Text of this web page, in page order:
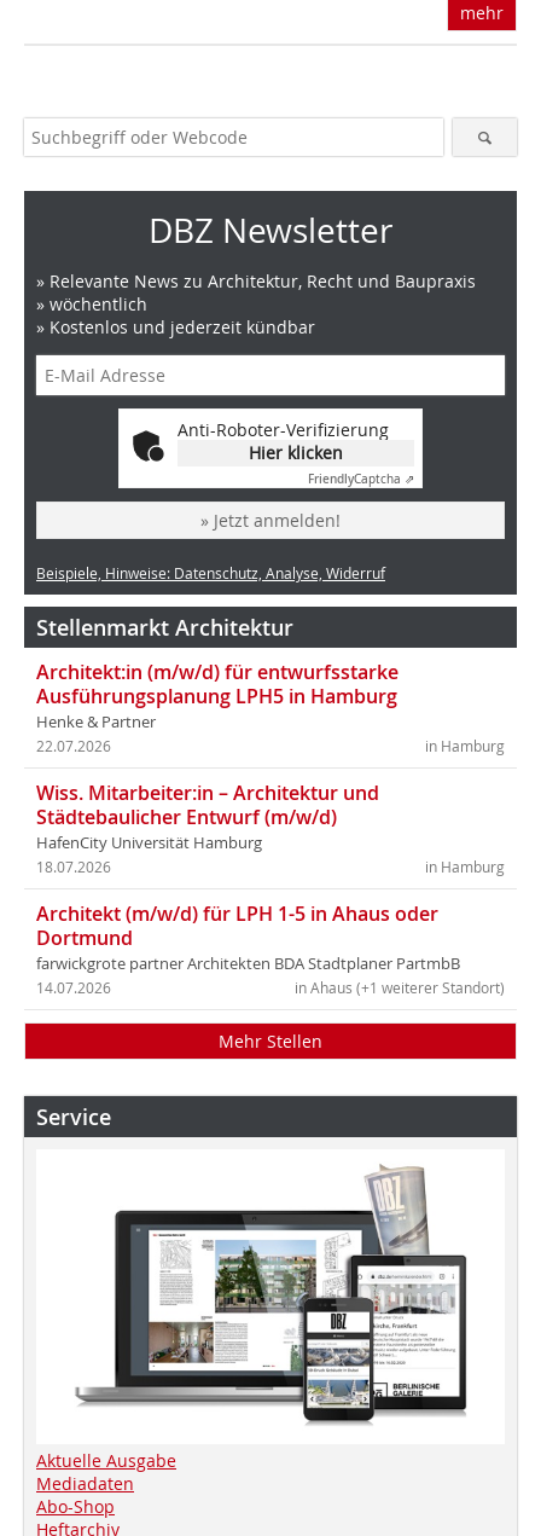
mehr
DBZ Newsletter
» Relevante News zu Architektur, Recht und Baupraxis
» wöchentlich
» Kostenlos und jederzeit kündbar
Anti-Roboter-Verifizierung
Hier klicken
FriendlyCaptcha ⇗
» Jetzt anmelden!
Beispiele, Hinweise: Datenschutz, Analyse, Widerruf
Stellenmarkt Architektur
Architekt:in (m/w/d) für entwurfsstarke
Ausführungsplanung LPH5 in Hamburg
Henke & Partner
in Hamburg
22.07.2026
Wiss. Mitarbeiter:in – Architektur und
Städtebaulicher Entwurf (m/w/d)
HafenCity Universität Hamburg
in Hamburg
18.07.2026
Architekt (m/w/d) für LPH 1-5 in Ahaus oder
Dortmund
farwickgrote partner Architekten BDA Stadtplaner PartmbB
in Ahaus (+1 weiterer Standort)
14.07.2026
Mehr Stellen
Service
Aktuelle Ausgabe
Mediadaten
Abo-Shop
Heftarchiv